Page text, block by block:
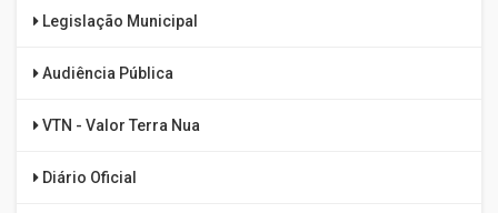
Legislação Municipal
Audiência Pública
VTN - Valor Terra Nua
Diário Oficial